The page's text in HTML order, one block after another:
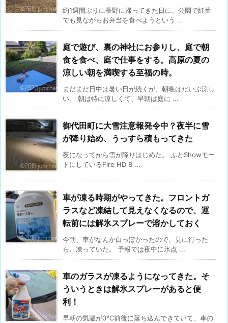
約1週間ぶりに長野に帰ってきた日に、公園で紅葉
でも見ながらお弁当を食べようという ...
庭で遊び、裏の神社にお参りし、庭で朝
食を食べ、庭で仕事をする。高原の夏の
涼しい朝を満喫する至福の時。
まだまだ日中は暑い日が続くが、朝晩はだいぶ涼し
い。 朝は特に涼しくて、早朝は庭に ...
御代田町に大雪注意報発令中？夜半に雪
が降り始め、うっすら積もってきた
夜になってから雪が降りはじめた。 ふとShowモー
ドにしているFire HD 8 ...
車が凍る時期がやってきた。フロントガ
ラスなど凍結して見えなくなるので、運
転前には解氷スプレーで溶かしておく
今朝、車がなんか白っぽかったので、見に行った
ら、凍っていた。 予報では夜中に氷点 ...
車のガラスが凍るようになってきた。そ
ういうときは解氷スプレーがあると便
利！
早朝の気温が0℃前後に落ち込んできていて、車の